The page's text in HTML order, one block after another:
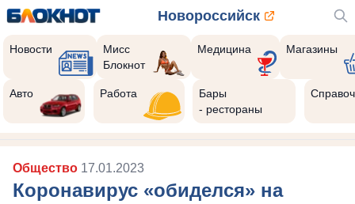
Новороссийск
Новости
Мисс
Блокнот
Медицина Магазины
Авто Работа
Бары
- рестораны
Общество 17.01.2023
Коронавирус «обиделся» на